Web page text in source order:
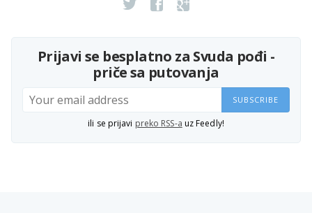
Prijavi se besplatno za Svuda pođi -
priče sa putovanja
SUBSCRIBE
ili se prijavi preko RSS-a uz Feedly!